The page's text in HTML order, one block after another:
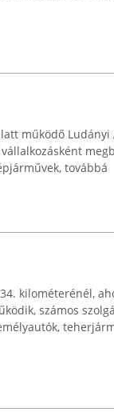
működő
továbbá
kilométerénél,
számos